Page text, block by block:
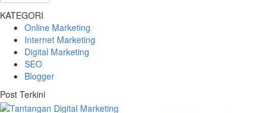
KATEGORI
Online Marketing
Internet Marketing
Digital Marketing
SEO
Blogger
Post Terkini